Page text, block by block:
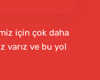
için çok daha
varız ve bu yol